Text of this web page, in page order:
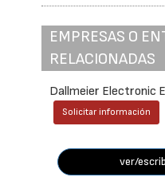
EMPRESAS O
RELACIONADAS
Dallmeier Electronic
Solicitar información
ver/